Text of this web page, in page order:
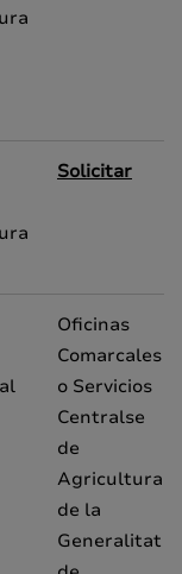
Solicitar
Oficinas
Comarcales
o Servicios
Centralse
de
Agricultura
de la
Generalitat